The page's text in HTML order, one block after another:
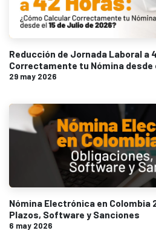
Reducción de Jornada Laboral a
Correctamente tu Nómina desde
29 may 2026
Nómina Electrónica en Colombia
Plazos, Software y Sanciones
6 may 2026